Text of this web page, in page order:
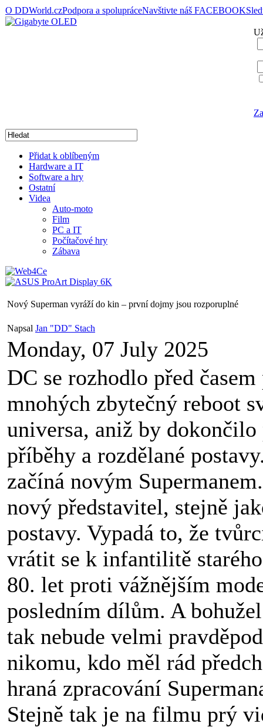
O DDWorld.czPodpora a spolupráceNavštivte náš FACEBOOK
Přidat k oblíbeným
Hardware a IT
Software a hry
Ostatní
Videa
Auto-moto
Film
PC a IT
Počítačové hry
Zábava
Nový Superman vyráží do kin – první dojmy jsou rozporuplné
Napsal Jan "DD" Stach
Monday, 07 July 2025
DC se rozhodlo před
mnohých zbytečný reboot
universa, aniž by dokončilo
příběhy a rozdělané
začíná novým
nový představitel, stejně
postavy. Vypadá to, že
vrátit se k infantilitě
80. let proti vážnějším
posledním dílům. A
tak nebude velmi
nikomu, kdo měl rád
hraná zpracování
Stejně tak je na filmu prý